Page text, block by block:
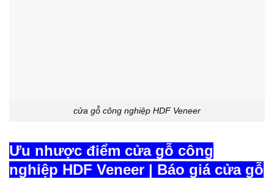
cửa gỗ công nghiệp HDF Veneer
Ưu nhược điểm cửa gỗ công
nghiệp HDF Veneer | Báo giá cửa gỗ